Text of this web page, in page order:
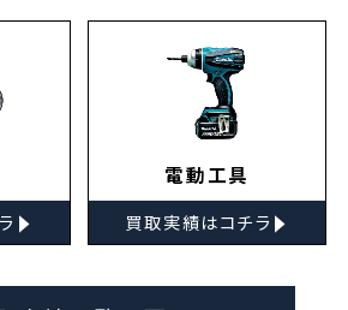
▸
電動工具
買取実績はコチラ ▸